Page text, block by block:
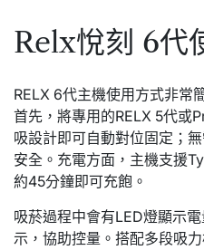
Relx悅刻 6代
RELX 6代主機使用方式非常
首先，將專用的RELX 5代或
吸設計即可自動對位固定；
安全。充電方面，主機支援
約45分鐘即可充飽。
吸菸過程中會有LED燈顯示
示，協助控量。搭配多段吸